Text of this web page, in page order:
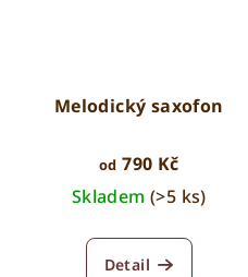
Melodický saxofon
od 790 Kč
Skladem (>5 ks)
Detail